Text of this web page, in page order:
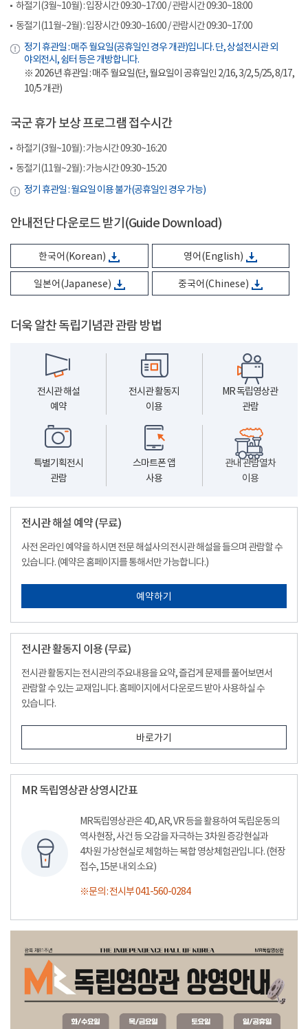
하절기(3월~10월) : 입장시간 09:30~17:00 / 관람시간 09:30~18:00
동절기(11월~2월) : 입장시간 09:30~16:00 / 관람시간 09:30~17:00
정기 휴관일 : 매주 월요일(공휴일인 경우 개관)입니다. 단, 상설전시관 외
야외전시, 쉼터 등은 개방합니다.
※ 2026년 휴관일 : 매주 월요일(단, 월요일이 공휴일인 2/16, 3/2, 5/25, 8/17,
10/5 개관)
국군 휴가 보상 프로그램 접수시간
하절기(3월~10월) : 가능시간 09:30~16:20
동절기(11월~2월) : 가능시간 09:30~15:20
정기 휴관일 : 월요일 이용 불가(공휴일인 경우 가능)
안내전단 다운로드 받기(Guide Download)
한국어(Korean) 영어(English)
일본어(Japanese) 중국어(Chinese)
더욱 알찬 독립기념관 관람 방법
전시관 해설
예약
전시관 활동지
이용
MR 독립영상관
관람
특별기획전시
관람
스마트폰 앱
사용
관내 관람열차
이용
전시관 해설 예약 (무료)
사전 온라인 예약을 하시면 전문 해설사의 전시관 해설을 들으며 관람할 수
있습니다. (예약은 홈페이지를 통해서만 가능합니다.)
예약하기
전시관 활동지 이용 (무료)
전시관 활동지는 전시관의 주요내용을 요약, 즐겁게 문제를 풀어보면서
관람할 수 있는 교재입니다. 홈페이지에서 다운로드 받아 사용하실 수
있습니다.
바로가기
MR 독립영상관 상영시간표
MR독립영상관은 4D, AR, VR 등을 활용하여 독립운동의
역사현장, 사건 등 오감을 자극하는 3차원 증강현실과
4차원 가상현실로 체험하는 복합 영상체험관입니다. (현장
접수, 15분 내외 소요)
※문의 : 전시부 041-560-0284